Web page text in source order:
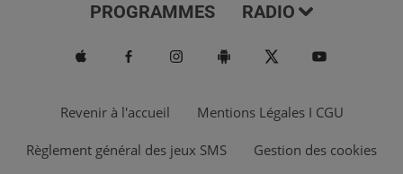
PROGRAMMES RADIO
Revenir à l'accueil Mentions Légales I CGU
Règlement général des jeux SMS Gestion des cookies